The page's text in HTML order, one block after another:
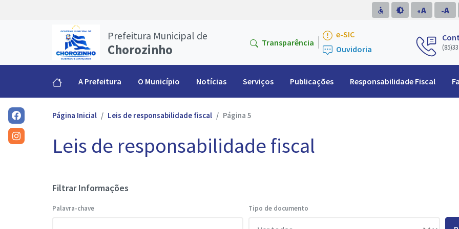
accessible brightness_medium A
+ A
-
Prefeitura Municipal de
Chorozinho Transparência
e-SIC
Ouvidoria
A Prefeitura O Município Notícias Serviços Publicações Responsabilidade Fiscal
Página Inicial Leis de responsabilidade fiscal Página 5
Leis de responsabilidade fiscal
Filtrar Informações
Palavra-chave Tipo de documento